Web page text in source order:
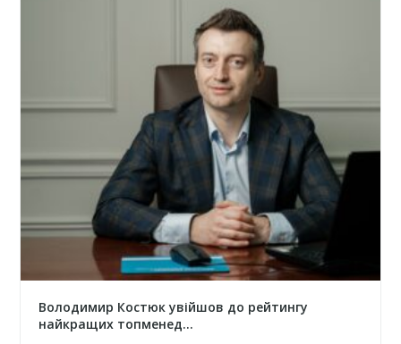
Володимир Костюк увійшов до рейтингу
найкращих топменед...